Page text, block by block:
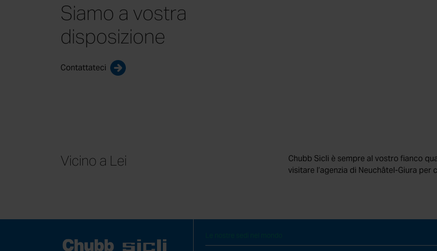
Vicino a Lei
Chubb Sicli è sempre al vostro fianco
visitare l’agenzia di Neuchâtel-Giura
Siamo a vostra
disposizione
Contattateci
COLLEGAMENTI VELOCI
Servizi aggiuntivi
Chi siamo?